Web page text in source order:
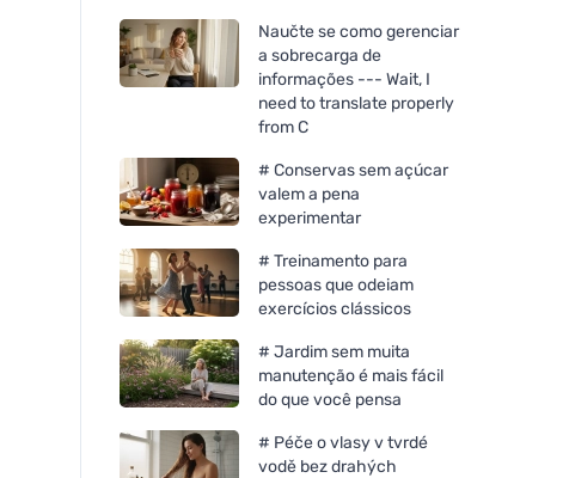
Naučte se como gerenciar
a sobrecarga de
informações --- Wait, I
need to translate properly
from C
# Conservas sem açúcar
valem a pena
experimentar
# Treinamento para
pessoas que odeiam
exercícios clássicos
# Jardim sem muita
manutenção é mais fácil
do que você pensa
# Péče o vlasy v tvrdé
vodě bez drahých